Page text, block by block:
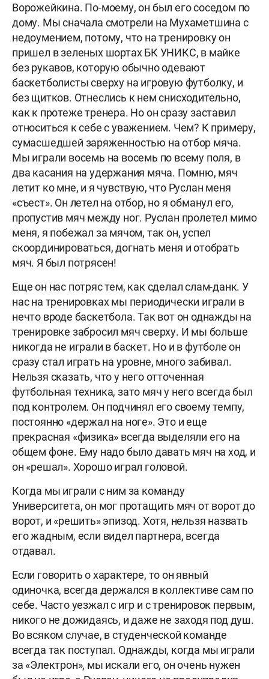
Ворожейкина. По-моему, он был его соседом по
дому. Мы сначала смотрели на Мухаметшина с
недоумением, потому, что на тренировку он
пришел в зеленых шортах БК УНИКС, в майке
без рукавов, которую обычно одевают
баскетболисты сверху на игровую футболку, и
без щитков. Отнеслись к нем снисходительно,
как к протеже тренера. Но он сразу заставил
относиться к себе с уважением. Чем? К примеру,
сумасшедшей заряженностью на отбор мяча.
Мы играли восемь на восемь по всему поля, в
два касания на удержания мяча. Помню, мяч
летит ко мне, и я чувствую, что Руслан меня
«съест». Он летел на отбор, но я обманул его,
пропустив мяч между ног. Руслан пролетел мимо
меня, я побежал за мячом, так он, успел
скоординироваться, догнать меня и отобрать
мяч. Я был потрясен!
Еще он нас потряс тем, как сделал слам-данк. У
нас на тренировках мы периодически играли в
нечто вроде баскетбола. Так вот он однажды на
тренировке забросил мяч сверху. И мы больше
никогда не играли в баскет. Но и в футболе он
сразу стал играть на уровне, много забивал.
Нельзя сказать, что у него отточенная
футбольная техника, зато мяч у него всегда был
под контролем. Он подчинял его своему темпу,
постоянно «держал на ноге». Это и еще
прекрасная «физика» всегда выделяли его на
общем фоне. Ему надо было давать мяч на ход, и
он «решал». Хорошо играл головой.
Когда мы играли с ним за команду
Университета, он мог протащить мяч от ворот до
ворот, и «решить» эпизод. Хотя, нельзя назвать
его жадным, если видел партнера, всегда
отдавал.
Если говорить о характере, то он явный
одиночка, всегда держался в коллективе сам по
себе. Часто уезжал с игр и с тренировок первым,
никого не дожидаясь, и даже не заходя под душ.
Во всяком случае, в студенческой команде
всегда так поступал. Однажды, когда мы играли
за «Электрон», мы искали его, он очень нужен